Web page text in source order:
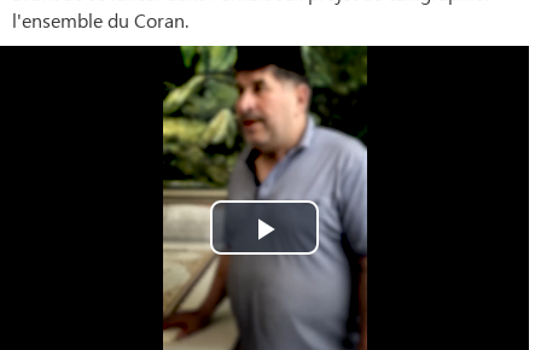
l'ensemble du Coran.
Play
Video